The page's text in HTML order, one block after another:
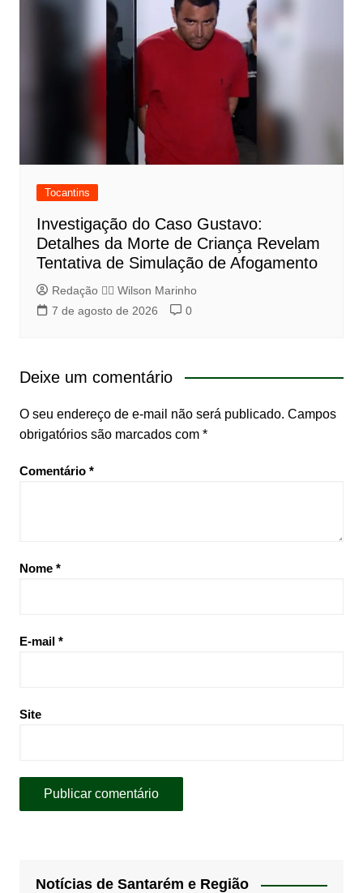
Tocantins
Investigação do Caso Gustavo:
Detalhes da Morte de Criança Revelam
Tentativa de Simulação de Afogamento
Redação 👨‍⚖️​ Wilson Marinho
7 de agosto de 2026
0
Deixe um comentário
O seu endereço de e-mail não será publicado. Campos
obrigatórios são marcados com *
Comentário *
Nome *
E-mail *
Site
Notícias de Santarém e Região